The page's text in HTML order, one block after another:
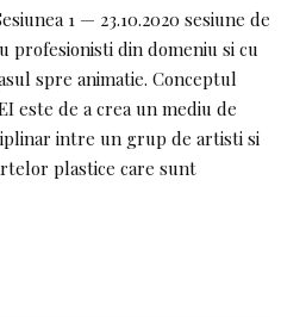
1 — 23.10.2020 sesiune de
profesionisti din domeniu si cu
spre animatie. Conceptul
este de a crea un mediu de
intre un grup de artisti si
plastice care sunt